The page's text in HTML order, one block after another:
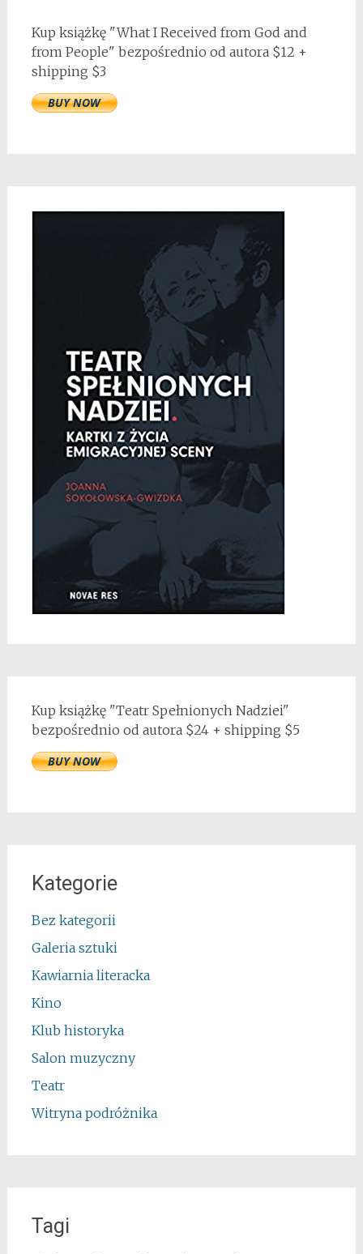
Kup książkę "What I Received from God and
from People" bezpośrednio od autora $12 +
shipping $3
Kup książkę "Teatr Spełnionych Nadziei"
bezpośrednio od autora $24 + shipping $5
Kategorie
Bez kategorii
Galeria sztuki
Kawiarnia literacka
Kino
Klub historyka
Salon muzyczny
Teatr
Witryna podróżnika
Tagi